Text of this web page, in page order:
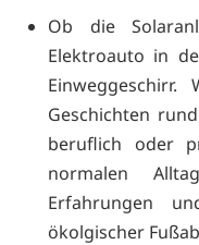
Ob die
Elektroauto in
Geschichten
beruflich oder
normalen
Erfahrungen
ökolgischer